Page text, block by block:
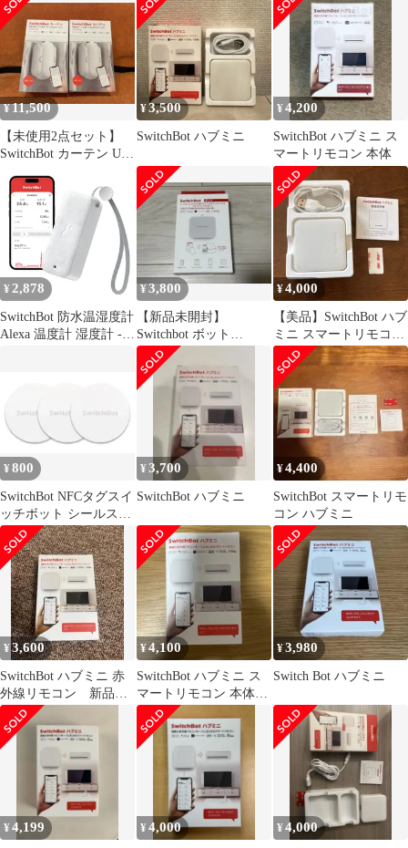
未使用 送料無料
ト スイッチボット 消費
電力モニター タイマー
コンセント 節電・省エ
ネ 直差し 遠隔操作 音
声コントロール
Bluetooth&Wi-Fi両方対
応 スマートホーム
Alexa Go
高精度 スイス製センサ
ー スマホで温度湿度管
理 梅雨 熱中症対策 ア
ラーム付き グラフ記録
Alexa、Google home、
HomePodに対応
¥11,500
【未使用2点セット】
SwitchBot カーテン U型
¥3,500
SwitchBot ハブミニ
¥4,200
SwitchBot ハブミニ ス
マートリモコン 本体
¥ 2,878
SwitchBot 防水温湿度計
Alexa 温度計 湿度計 -
コンパクト 温度 湿度
絶対湿度 異常通知 グラ
フ記録 スマートホーム
Alexa Google Ho
¥3,800
【新品未開封】
Switchbot ボット
SWITCHBOT-W-GH
¥4,000
【美品】SwitchBot ハブ
ミニ スマートリモコン
本体
¥800
SwitchBot NFCタグスイ
ッチボット シールスマ
ートホーム - 3枚入り
¥3,700
SwitchBot ハブミニ
¥4,400
SwitchBot スマートリモ
コン ハブミニ
¥3,600
SwitchBot ハブミニ 赤
外線リモコン 新品未
開封
¥4,100
SwitchBot ハブミニ ス
マートリモコン 本体
［未使用品］
¥3,980
Switch Bot ハブミニ
¥4,199 ¥4,000 ¥4,000